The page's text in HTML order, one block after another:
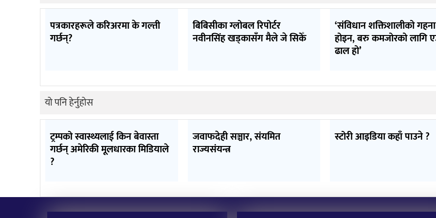
पत्रकारहरूले करिअरमा के गल्ती
गर्छन्?
बिबिसीका ग्लोबल रिपोर्टर
नवीनसिंह खड्कासँग मैले जे सिकेँ
‘संविधान शक्तिशालीको गहना
होइन, बरु कमजोरको लागि
ढाल हो’
यो पनि हेर्नुहोस
ट्रम्पको स्वास्थ्यलाई किन बेवास्ता
गर्छन् अमेरिकी मूलधारका मिडियाले
?
जवाफदेही सञ्चार, संयमित
राज्यसंयन्त्र
स्टोरी आइडिया कहाँ पाउने ?